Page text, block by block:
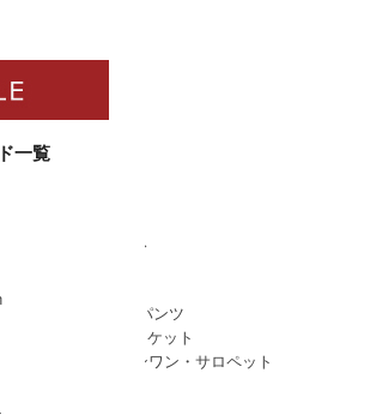
/ ワンピース
/ ボトムス・パンツ
/ アウター・ジャケット
/ オールインワン・サロペット
一覧